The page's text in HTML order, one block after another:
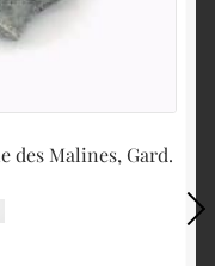
des Malines, Gard.